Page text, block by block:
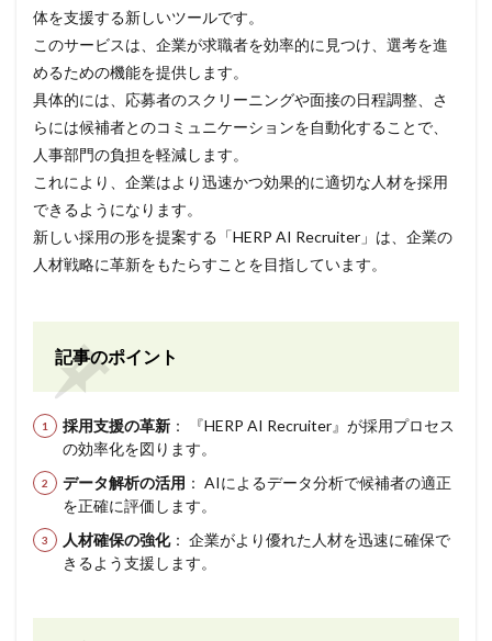
体を支援する新しいツールです。
このサービスは、企業が求職者を効率的に見つけ、選考を進
めるための機能を提供します。
具体的には、応募者のスクリーニングや面接の日程調整、さ
らには候補者とのコミュニケーションを自動化することで、
人事部門の負担を軽減します。
これにより、企業はより迅速かつ効果的に適切な人材を採用
できるようになります。
新しい採用の形を提案する「HERP AI Recruiter」は、企業の
人材戦略に革新をもたらすことを目指しています。
記事のポイント
採用支援の革新 ： 『HERP AI Recruiter』が採用プロセス
の効率化を図ります。
データ解析の活用 ： AIによるデータ分析で候補者の適正
を正確に評価します。
人材確保の強化： 企業がより優れた人材を迅速に確保で
きるよう支援します。